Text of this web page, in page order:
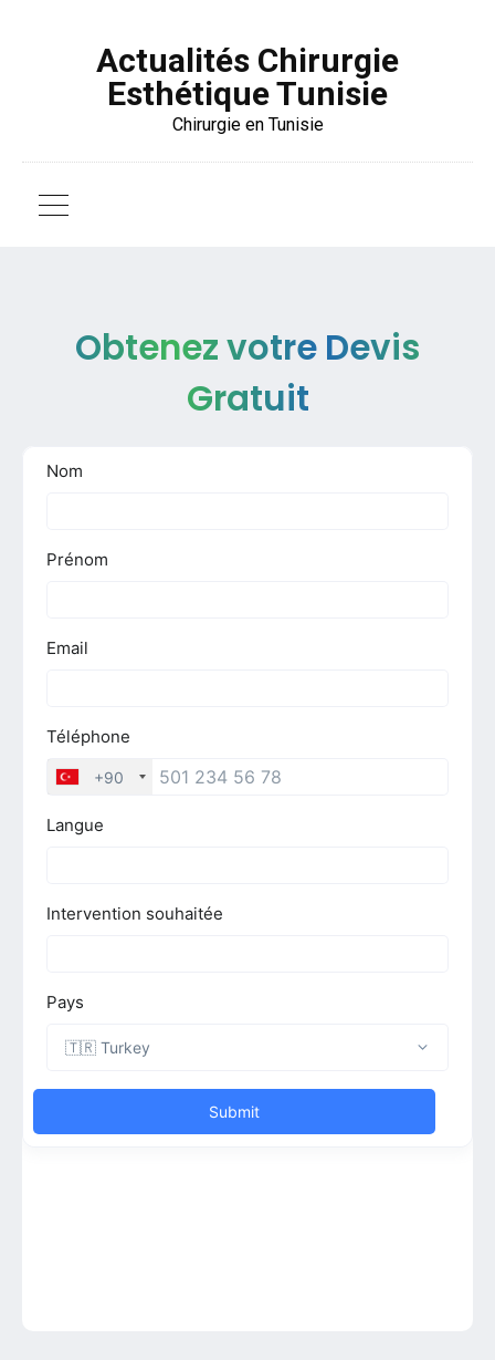
Actualités Chirurgie
Esthétique Tunisie
Chirurgie en Tunisie
Obtenez votre Devis
Gratuit